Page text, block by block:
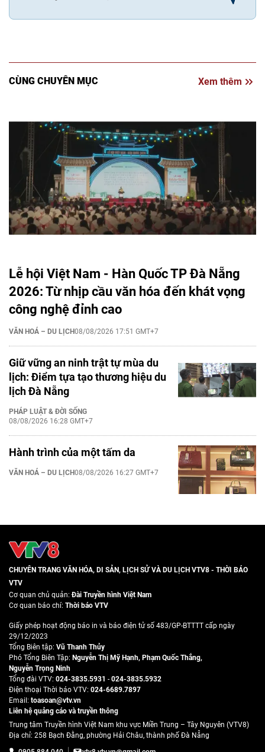
CÙNG CHUYÊN MỤC Xem thêm
Lễ hội Việt Nam - Hàn Quốc TP Đà Nẵng
2026: Từ nhịp cầu văn hóa đến khát vọng
công nghệ đỉnh cao
VĂN HOÁ – DU LỊCH08/08/2026 17:51 GMT+7
Giữ vững an ninh trật tự mùa du
lịch: Điểm tựa tạo thương hiệu du
lịch Đà Nẵng
PHÁP LUẬT & ĐỜI SỐNG
08/08/2026 16:28 GMT+7
Hành trình của một tấm da
VĂN HOÁ – DU LỊCH08/08/2026 16:27 GMT+7
CHUYÊN TRANG VĂN HÓA, DI SẢN, LỊCH SỬ VÀ DU LỊCH VTV8 - THỜI BÁO
VTV
Cơ quan chủ quản:Đài Truyền hình Việt Nam
Cơ quan báo chí: Thời báo VTV
Giấy phép hoạt động báo in và báo điện tử số 483/GP-BTTTT cấp ngày
29/12/2023
Tổng Biên tập: Vũ Thanh Thủy
Phó Tổng Biên Tập: Nguyễn Thị Mỹ Hạnh, Phạm Quốc Thắng,
Nguyễn Trọng Ninh
Tổng đài VTV: 024-3835.5931 - 024-3835.5932
Ðiện thoại Thời báo VTV: 024-6689.7897
Email: toasoan@vtv.vn
Liên hệ quảng cáo và truyền thông
Trung tâm Truyền hình Việt Nam khu vực Miền Trung – Tây Nguyên (VTV8)
Địa chỉ: 258 Bạch Đằng, phường Hải Châu, thành phố Đà Nẵng